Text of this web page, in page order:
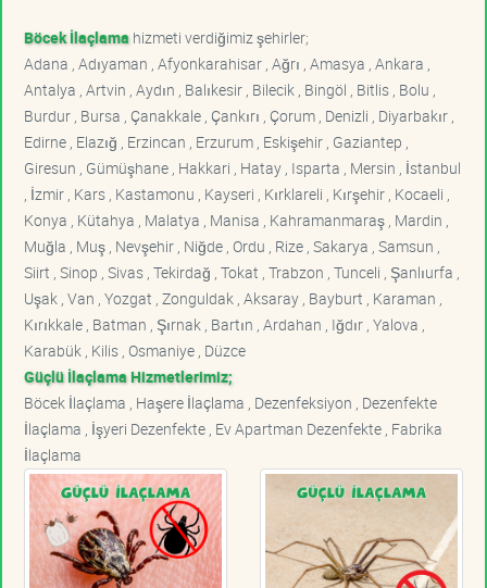
Böcek İlaçlama hizmeti verdiğimiz şehirler;
Adana , Adıyaman , Afyonkarahisar , Ağrı , Amasya , Ankara ,
Antalya , Artvin , Aydın , Balıkesir , Bilecik , Bingöl , Bitlis , Bolu ,
Burdur , Bursa , Çanakkale , Çankırı , Çorum , Denizli , Diyarbakır ,
Edirne , Elazığ , Erzincan , Erzurum , Eskişehir , Gaziantep ,
Giresun , Gümüşhane , Hakkari , Hatay , Isparta , Mersin , İstanbul
, İzmir , Kars , Kastamonu , Kayseri , Kırklareli , Kırşehir , Kocaeli ,
Konya , Kütahya , Malatya , Manisa , Kahramanmaraş , Mardin ,
Muğla , Muş , Nevşehir , Niğde , Ordu , Rize , Sakarya , Samsun ,
Siirt , Sinop , Sivas , Tekirdağ , Tokat , Trabzon , Tunceli , Şanlıurfa ,
Uşak , Van , Yozgat , Zonguldak , Aksaray , Bayburt , Karaman ,
Kırıkkale , Batman , Şırnak , Bartın , Ardahan , Iğdır , Yalova ,
Karabük , Kilis , Osmaniye , Düzce
Güçlü İlaçlama Hizmetlerimiz;
Böcek İlaçlama , Haşere İlaçlama , Dezenfeksiyon , Dezenfekte
İlaçlama , İşyeri Dezenfekte , Ev Apartman Dezenfekte , Fabrika
İlaçlama